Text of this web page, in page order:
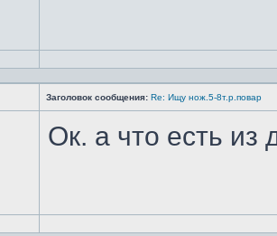
Заголовок сообщения: Re: Ищу нож.5-8т.р.повар
Ок. а что есть из